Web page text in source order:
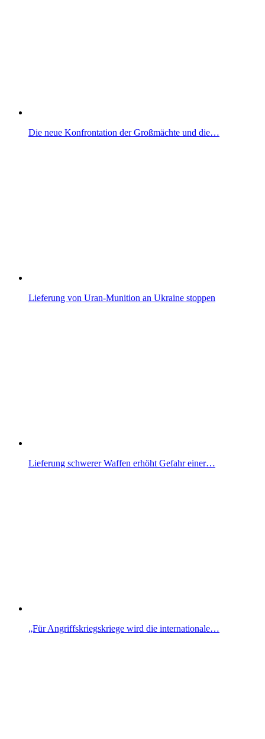
Die neue Konfrontation der Großmächte und die…
Lieferung von Uran-Munition an Ukraine stoppen
Lieferung schwerer Waffen erhöht Gefahr einer…
„Für Angriffskriegskriege wird die internationale…